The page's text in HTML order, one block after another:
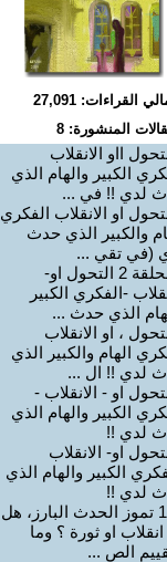
القراءات: 27,091
المنشورة: 8
ااو الانقلاب
الكبير والهام الذي
لدي !! في ...
او الانقلاب الفكري
والكبير الذي حدث
(في تقي ...
الحلقة 2 التحول او-
-الفكري الكبير
الذي حدث ...
، او الانقلاب
الهام والكبير الذي
لدي !! ال ...
او - الانقلاب -
الكبير والهام الذي
لدي !!
او- الانقلاب
الكبير والهام الذي
لدي !!
14 تموز الحدث البارز، هل
او ثورة ؟ وما
الص ...